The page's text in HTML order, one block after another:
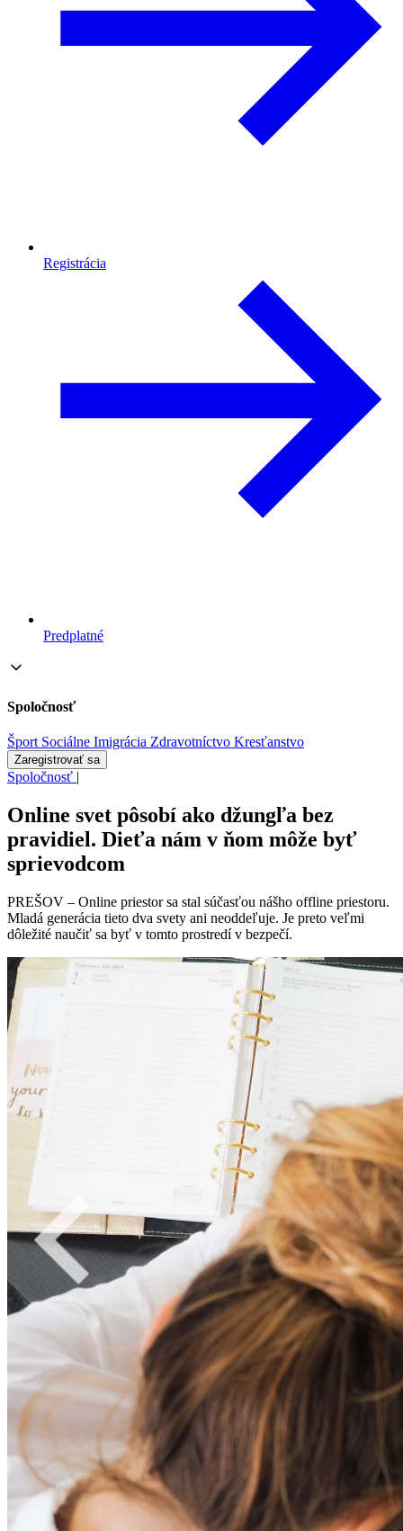
Registrácia
Predplatné
Spoločnosť
Šport Sociálne Imigrácia Zdravotníctvo Kresťanstvo
Zaregistrovať sa
Spoločnosť |
Online svet pôsobí ako džungľa bez
pravidiel. Dieťa nám v ňom môže byť
sprievodcom
PREŠOV – Online priestor sa stal súčasťou nášho offline priestoru.
Mladá generácia tieto dva svety ani neoddeľuje. Je preto veľmi
dôležité naučiť sa byť v tomto prostredí v bezpečí.